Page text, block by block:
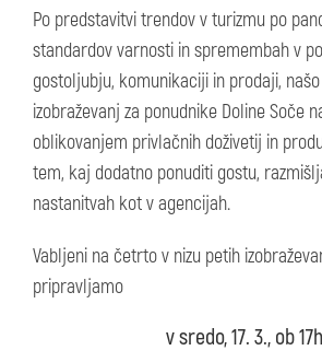
Po predstavitvi trendov v turizmu po
standardov varnosti in spremembah v
gostoljubju, komunikaciji in prodaji,
izobraževanj za ponudnike Doline Soče
oblikovanjem privlačnih doživetij in
tem, kaj dodatno ponuditi gostu,
nastanitvah kot v agencijah.
Vabljeni na četrto v nizu petih
pripravljamo
v sredo, 17. 3., ob 17h